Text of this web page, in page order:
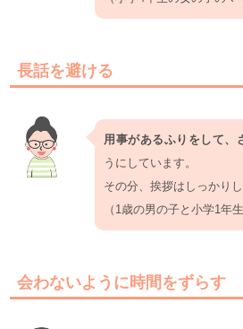
長話を避ける
用事があるふりをして、
うにしています。
その分、挨拶はしっかり
（1歳の男の子と小学1年
会わないように時間をずらす